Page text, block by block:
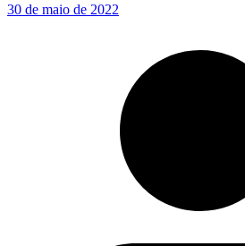
30 de maio de 2022